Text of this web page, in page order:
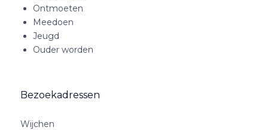
Ontmoeten
Meedoen
Jeugd
Ouder worden
Bezoekadressen
Wijchen